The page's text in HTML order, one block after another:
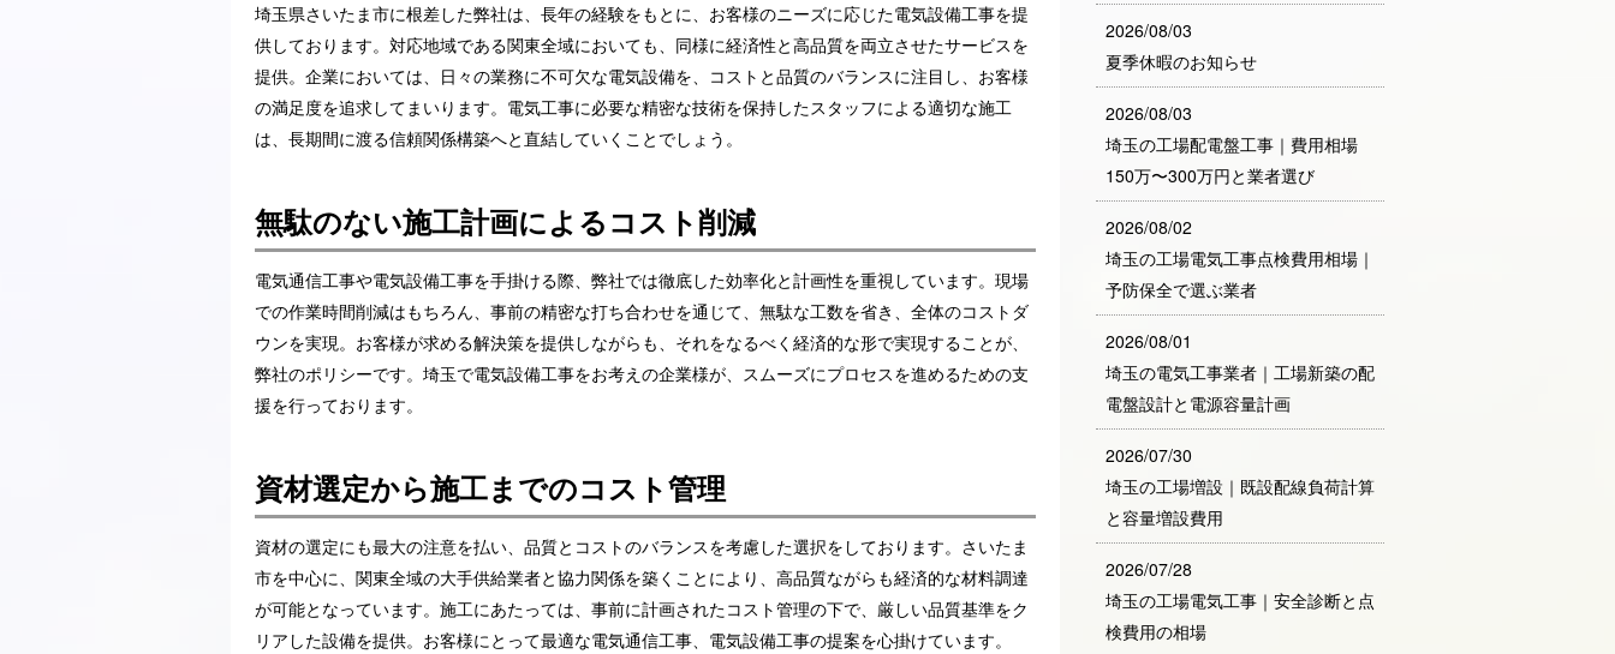
埼玉県さいたま市に根差した弊社は、長年の経験をもとに、お客様のニーズに応じた電気設備工事を提
供しております。対応地域である関東全域においても、同様に経済性と高品質を両立させたサービスを
提供。企業においては、日々の業務に不可欠な電気設備を、コストと品質のバランスに注目し、お客様
の満足度を追求してまいります。電気工事に必要な精密な技術を保持したスタッフによる適切な施工
は、長期間に渡る信頼関係構築へと直結していくことでしょう。
無駄のない施工計画によるコスト削減
電気通信工事や電気設備工事を手掛ける際、弊社では徹底した効率化と計画性を重視しています。現場
での作業時間削減はもちろん、事前の精密な打ち合わせを通じて、無駄な工数を省き、全体のコストダ
ウンを実現。お客様が求める解決策を提供しながらも、それをなるべく経済的な形で実現することが、
弊社のポリシーです。埼玉で電気設備工事をお考えの企業様が、スムーズにプロセスを進めるための支
援を行っております。
資材選定から施工までのコスト管理
資材の選定にも最大の注意を払い、品質とコストのバランスを考慮した選択をしております。さいたま
市を中心に、関東全域の大手供給業者と協力関係を築くことにより、高品質ながらも経済的な材料調達
が可能となっています。施工にあたっては、事前に計画されたコスト管理の下で、厳しい品質基準をク
リアした設備を提供。お客様にとって最適な電気通信工事、電気設備工事の提案を心掛けています。
2026/08/03
夏季休暇のお知らせ
2026/08/03
埼玉の工場配電盤工事｜費用相場
150万〜300万円と業者選び
2026/08/02
埼玉の工場電気工事点検費用相場｜
予防保全で選ぶ業者
2026/08/01
埼玉の電気工事業者｜工場新築の配
電盤設計と電源容量計画
2026/07/30
埼玉の工場増設｜既設配線負荷計算
と容量増設費用
2026/07/28
埼玉の工場電気工事｜安全診断と点
検費用の相場